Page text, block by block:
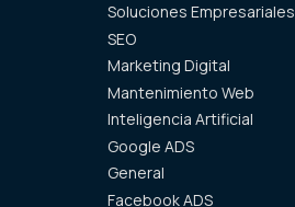
Soluciones Empresariales
SEO
Marketing Digital
Mantenimiento Web
Inteligencia Artificial
Google ADS
General
Facebook ADS